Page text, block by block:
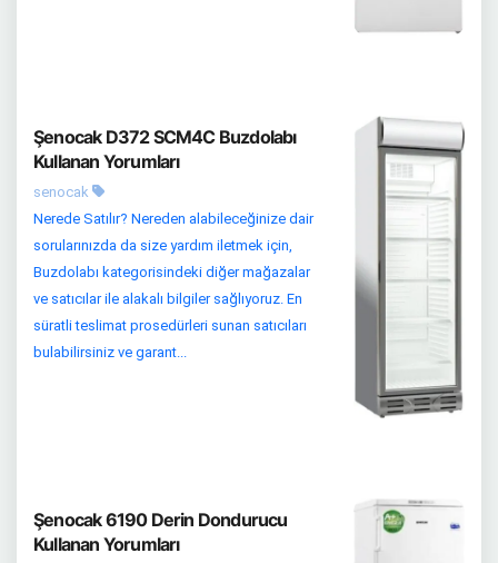
Şenocak D372 SCM4C Buzdolabı
Kullanan Yorumları
senocak
Nerede Satılır? Nereden alabileceğinize dair
sorularınızda da size yardım iletmek için,
Buzdolabı kategorisindeki diğer mağazalar
ve satıcılar ile alakalı bilgiler sağlıyoruz. En
süratli teslimat prosedürleri sunan satıcıları
bulabilirsiniz ve garant...
Şenocak 6190 Derin Dondurucu
Kullanan Yorumları